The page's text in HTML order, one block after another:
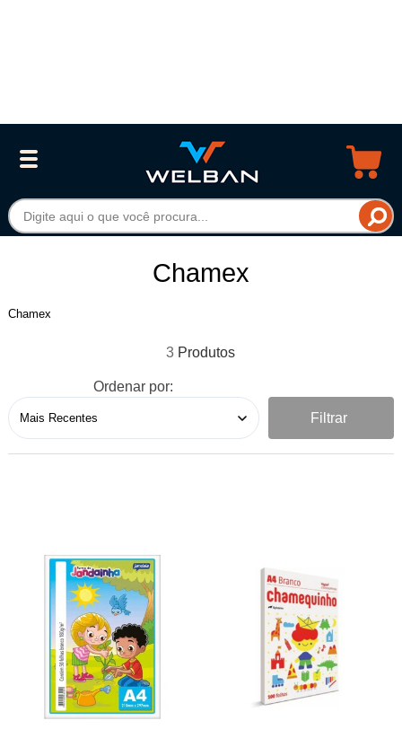
Chamex
Chamex
3
Ordenar por:
Filtrar